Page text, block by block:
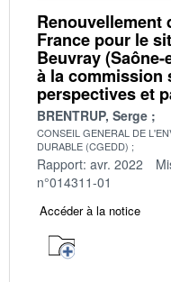
Renouvellement
France pour le
Beuvray
à la commission
perspectives et
BRENTRUP, Serge
CONSEIL GENERAL DE
DURABLE (CGEDD)
Rapport: avr. 2022
n°014311-01
Accéder à la notice